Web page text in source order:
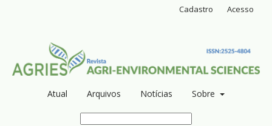
Atual Arquivos Notícias Sobre
Cadastro Acesso